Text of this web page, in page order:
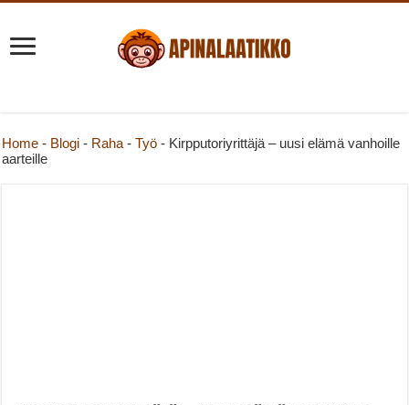
Home - Blogi - Raha -Työ - Kirpputoriyrittäjä – uusi elämä vanhoille
aarteille